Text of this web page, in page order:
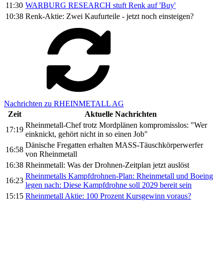
11:30 WARBURG RESEARCH stuft Renk auf 'Buy'
10:38 Renk-Aktie: Zwei Kaufurteile - jetzt noch einsteigen?
Nachrichten zu RHEINMETALL AG
Zeit
Aktuelle Nachrichten
17:19
Rheinmetall-Chef trotz Mordplänen kompromisslos: "Wer
einknickt, gehört nicht in so einen Job"
16:58
Dänische Fregatten erhalten MASS-Täuschkörperwerfer
von Rheinmetall
16:38 Rheinmetall: Was der Drohnen-Zeitplan jetzt auslöst
16:23
Rheinmetalls Kampfdrohnen-Plan: Rheinmetall und Boeing
legen nach: Diese Kampfdrohne soll 2029 bereit sein
15:15 Rheinmetall Aktie: 100 Prozent Kursgewinn voraus?